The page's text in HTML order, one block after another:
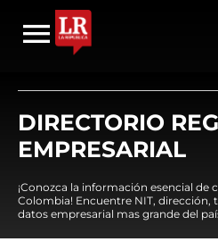
DIRECTORIO
EMPRESARIAL
¡Conozca la información esencial de
Colombia! Encuentre NIT, dirección,
datos empresarial mas grande del